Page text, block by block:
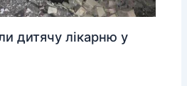
дитячу лікарню у